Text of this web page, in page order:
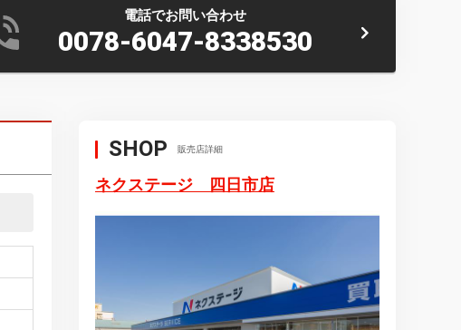
電話でお問い合わせ
0078-6047-8338530
SHOP 販売店詳細
ネクステージ 四日市店